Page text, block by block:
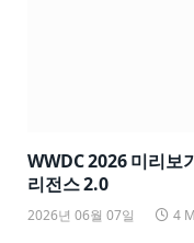
WWDC 2026 미리보
리전스 2.0
2026년 06월 07일 4